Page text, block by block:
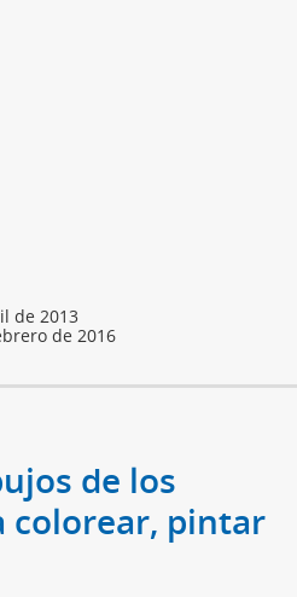
de 2013
de 2016
de los
colorear, pintar